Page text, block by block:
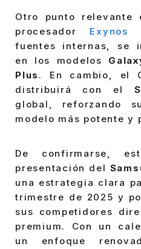
Otro punto
procesador Exynos
fuentes internas, se
en los modelos
Plus . En cambio, el
distribuirá con el
global, reforzando
modelo más potente y
De confirmarse,
presentación del
una estrategia clara
trimestre de 2025 y
sus competidores
premium. Con un
un enfoque